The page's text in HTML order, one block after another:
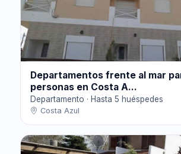
Departamentos frente al mar
personas en Costa A...
Departamento · Hasta 5 huéspedes
Costa Azul